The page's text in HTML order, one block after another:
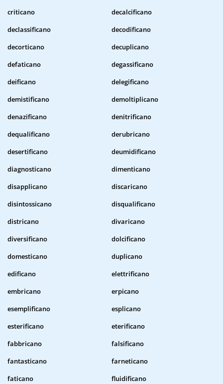
criticano
decalcificano
declassificano
decodificano
decorticano
decuplicano
defaticano
degassificano
deificano
delegificano
demistificano
demoltiplicano
denazificano
denitrificano
dequalificano
derubricano
desertificano
deumidificano
diagnosticano
dimenticano
disapplicano
discaricano
disintossicano
disqualificano
districano
divaricano
diversificano
dolcificano
domesticano
duplicano
edificano
elettrificano
embricano
erpicano
esemplificano
esplicano
esterificano
eterificano
fabbricano
falsificano
fantasticano
farneticano
faticano
fluidificano